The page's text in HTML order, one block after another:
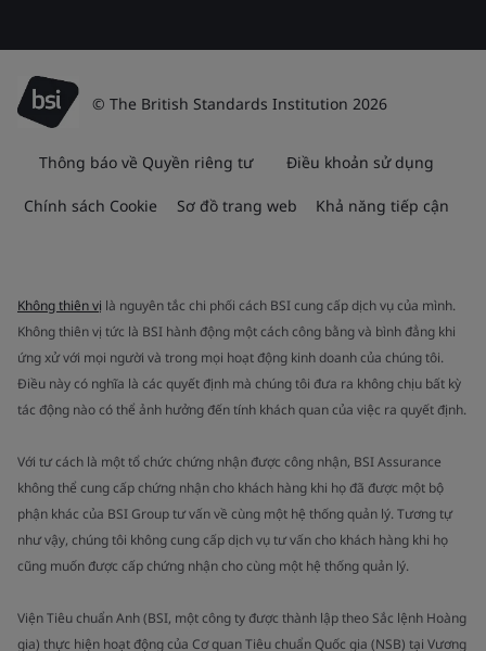
© The British Standards Institution 2026
Thông báo về Quyền riêng tư Điều khoản sử dụng
Chính sách Cookie Sơ đồ trang web Khả năng tiếp cận
Không thiên vị là nguyên tắc chi phối cách BSI cung cấp dịch vụ của mình.
Không thiên vị tức là BSI hành động một cách công bằng và bình đẳng khi
ứng xử với mọi người và trong mọi hoạt động kinh doanh của chúng tôi.
Điều này có nghĩa là các quyết định mà chúng tôi đưa ra không chịu bất kỳ
tác động nào có thể ảnh hưởng đến tính khách quan của việc ra quyết định.
Với tư cách là một tổ chức chứng nhận được công nhận, BSI Assurance
không thể cung cấp chứng nhận cho khách hàng khi họ đã được một bộ
phận khác của BSI Group tư vấn về cùng một hệ thống quản lý. Tương tự
như vậy, chúng tôi không cung cấp dịch vụ tư vấn cho khách hàng khi họ
cũng muốn được cấp chứng nhận cho cùng một hệ thống quản lý.
Viện Tiêu chuẩn Anh (BSI, một công ty được thành lập theo Sắc lệnh Hoàng
gia) thực hiện hoạt động của Cơ quan Tiêu chuẩn Quốc gia (NSB) tại Vương